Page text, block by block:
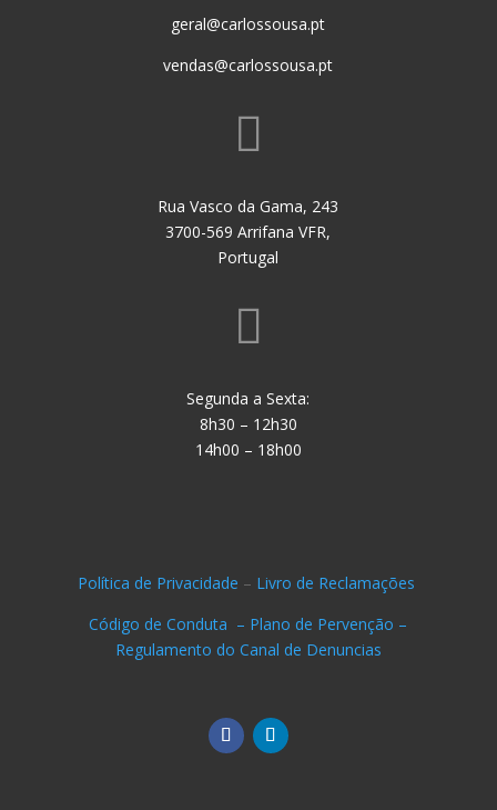
geral@carlossousa.pt
vendas@carlossousa.pt

Rua Vasco da Gama, 243
3700-569 Arrifana VFR,
Portugal

Segunda a Sexta:
8h30 – 12h30
14h00 – 18h00
Política de Privacidade – Livro de Reclamações
Código de Conduta – Plano de Pervenção –
Regulamento do Canal de Denuncias